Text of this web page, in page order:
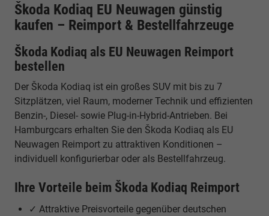
Škoda Kodiaq EU Neuwagen günstig
kaufen – Reimport & Bestellfahrzeuge
Škoda Kodiaq als EU Neuwagen Reimport
bestellen
Der Škoda Kodiaq ist ein großes SUV mit bis zu 7
Sitzplätzen, viel Raum, moderner Technik und effizienten
Benzin-, Diesel- sowie Plug-in-Hybrid-Antrieben. Bei
Hamburgcars erhalten Sie den Škoda Kodiaq als EU
Neuwagen Reimport zu attraktiven Konditionen –
individuell konfigurierbar oder als Bestellfahrzeug.
Ihre Vorteile beim Škoda Kodiaq Reimport
✓ Attraktive Preisvorteile gegenüber deutschen